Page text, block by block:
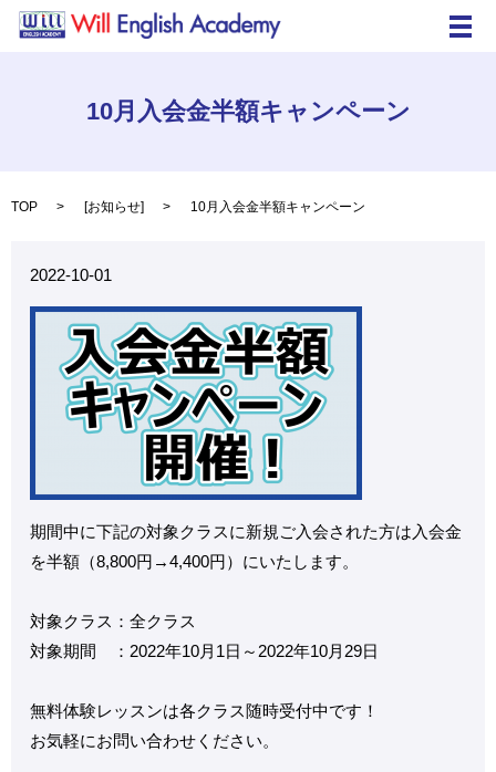
メ
10月入会金半額キャンペーン
TOP [お知らせ] 10月入会金半額キャンペーン
2022-10-01
期間中に下記の対象クラスに新規ご入会された方は入会金
を半額（8,800円→4,400円）にいたします。
対象クラス：全クラス
対象期間 ：2022年10月1日～2022年10月29日
無料体験レッスンは各クラス随時受付中です！
お気軽にお問い合わせください。